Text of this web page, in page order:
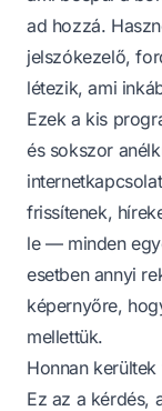
ad hozzá.
jelszókezelő,
létezik, ami
Ezek a kis
és sokszor
frissítenek,
le — minden
esetben annyi
képernyőre,
mellettük.
Honnan
Ez az a kérdés,